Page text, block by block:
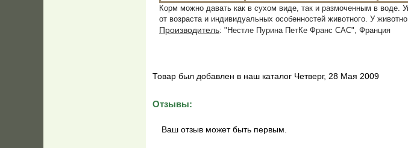
Корм можно давать как в сухом виде, так и размоченным в воде.
от возраста и индивидуальных особенностей животного. У
Производитель: "Нестле Пурина ПетКе Франс САС", Франция
Товар был добавлен в наш каталог Четверг, 28 Мая 2009
Отзывы:
Ваш отзыв может быть первым.